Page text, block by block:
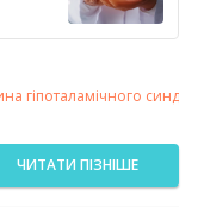
гіпоталамічного
ЧИТАТИ ПІЗНІШЕ